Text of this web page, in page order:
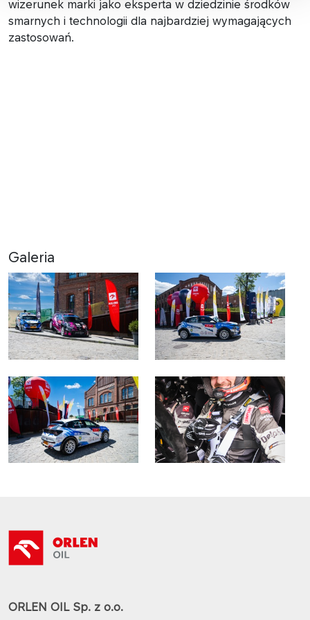
wizerunek marki jako eksperta w dziedzinie środków
smarnych i technologii dla najbardziej wymagających
zastosowań.
Galeria
ORLEN OIL Sp. z o.o.